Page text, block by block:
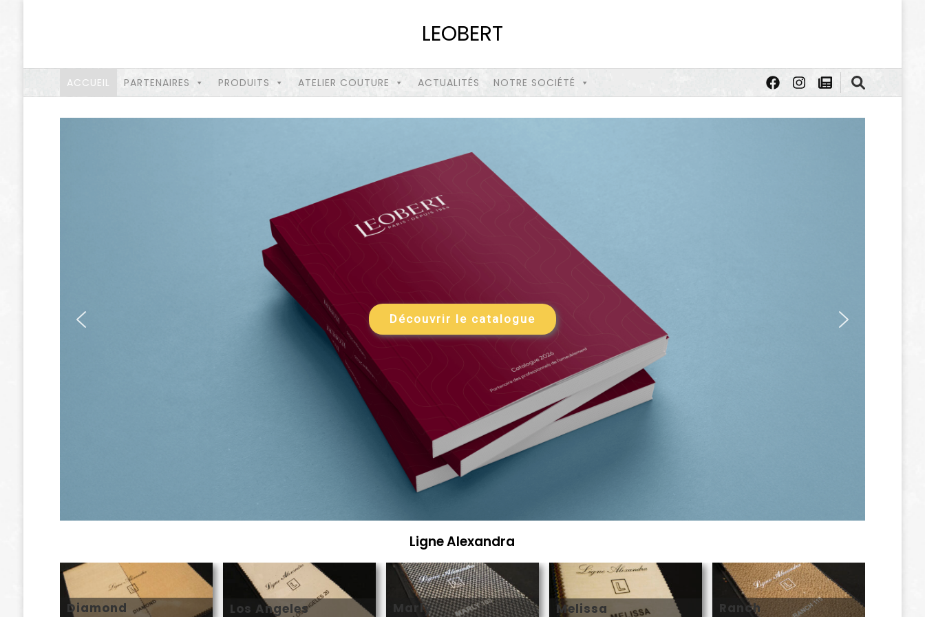
LEOBERT
ACCUEIL PARTENAIRES PRODUITS ATELIER COUTURE ACTUALITÉS NOTRE SOCIÉTÉ
Découvrir le catalogue
Ligne Alexandra
Diamond Los Angeles Marly Melissa Ranch